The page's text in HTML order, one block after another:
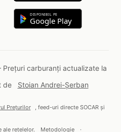
DISPONIBIL PE
Google Play
carburanți actualizate la
de
Stoian Andrei-Șerban
Prețurilor , feed-uri directe SOCAR și
ale rețelelor. Metodologie ·